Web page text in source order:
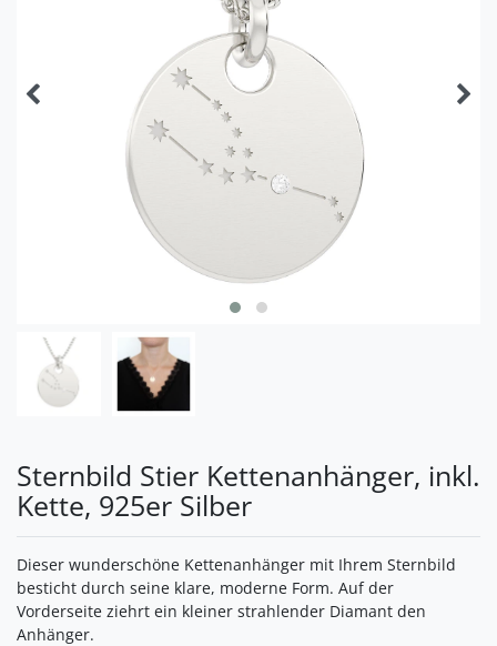
Sternbild Stier Kettenanhänger, inkl.
Kette, 925er Silber
Dieser wunderschöne Kettenanhänger mit Ihrem Sternbild
besticht durch seine klare, moderne Form. Auf der
Vorderseite ziehrt ein kleiner strahlender Diamant den
Anhänger.